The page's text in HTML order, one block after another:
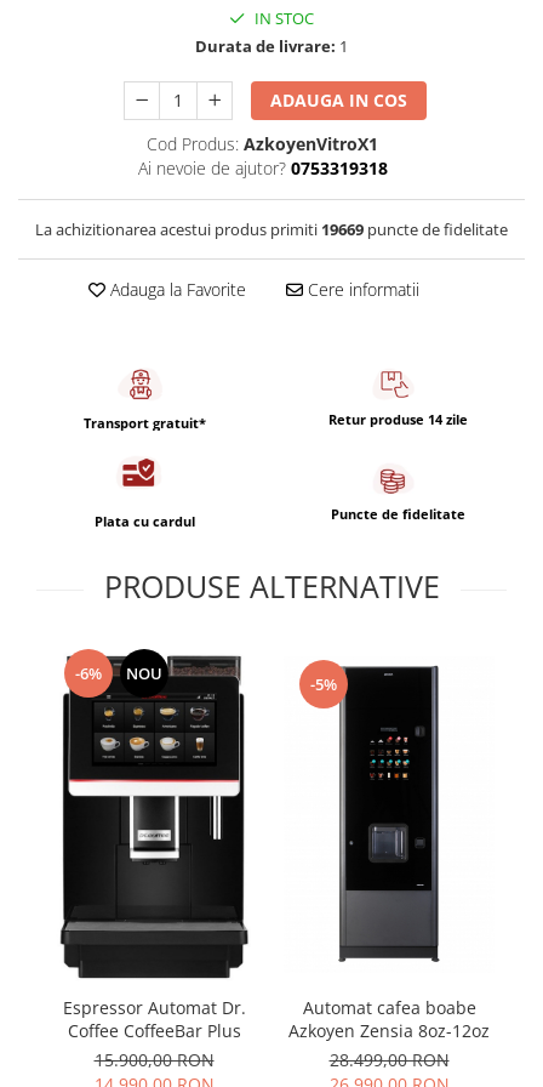
IN STOC
Durata de livrare: 1
ADAUGA IN COS
Cod Produs: AzkoyenVitroX1
Ai nevoie de ajutor? 0753319318
La achizitionarea acestui produs primiti 19669 puncte de fidelitate
Adauga la Favorite Cere informatii
Transport gratuit* Retur produse 14 zile
Plata cu cardul Puncte de fidelitate
PRODUSE ALTERNATIVE
-6% NOU
Espressor Automat Dr.
Coffee CoffeeBar Plus
15.900,00 RON
-5%
Automat cafea boabe
Azkoyen Zensia 8oz-12oz
28.499,00 RON